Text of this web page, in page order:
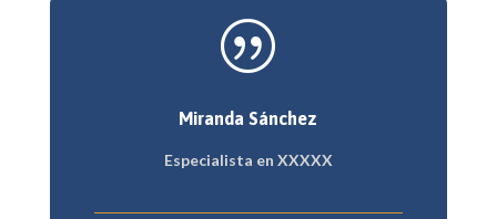
|
Miranda Sánchez
Especialista en XXXXX